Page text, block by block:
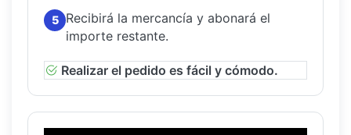
5
Recibirá la mercancía y abonará el
importe restante.
Realizar el pedido es fácil y cómodo.